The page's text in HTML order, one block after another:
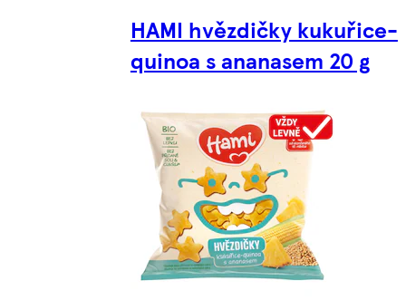
HAMI hvězdičky kukuřice-
quinoa s ananasem 20 g